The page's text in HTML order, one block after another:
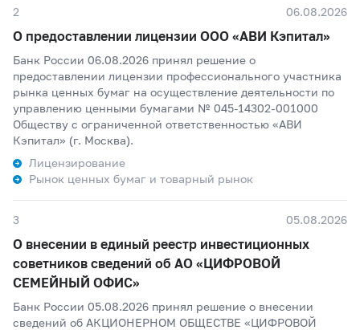
2 06.08.2026
О предоставлении лицензии ООО «АВИ Кэпитал»
Банк России 06.08.2026 принял решение о
предоставлении лицензии профессионального участника
рынка ценных бумаг на осуществление деятельности по
управлению ценными бумагами № 045-14302-001000
Обществу с ограниченной ответственностью «АВИ
Кэпитал» (г. Москва).
Лицензирование
Рынок ценных бумаг и товарный рынок
3 05.08.2026
О внесении в единый реестр инвестиционных
советников сведений об АО «ЦИФРОВОЙ
СЕМЕЙНЫЙ ОФИС»
Банк России 05.08.2026 принял решение о внесении
сведений об АКЦИОНЕРНОМ ОБЩЕСТВЕ «ЦИФРОВОЙ